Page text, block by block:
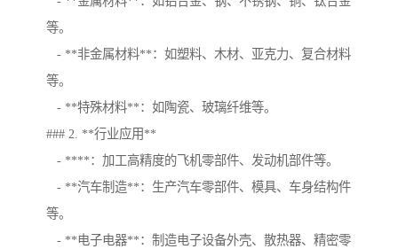
等。
- **非金属材料**：如塑料、木材、亚克力、复合材料
等。
- **特殊材料**：如陶瓷、玻璃纤维等。
### 2. **行业应用**
- ****：加工高精度的飞机零部件、发动机部件等。
- **汽车制造**：生产汽车零部件、模具、车身结构件
等。
- **电子电器**：制造电子设备外壳、散热器、精密零